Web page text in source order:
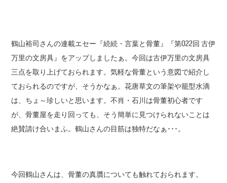
鶴山裕司さんの連載エセー『続続・言葉と骨董』『第022回 古伊
万里の文房具』をアップしましたぁ。今回は古伊万里の文房具
三点を取り上げておられます。気軽な骨董という意図で紹介し
ておられるのですが、そうかなぁ。花唐草文の筆架や籠型水滴
は、ちょ～珍しいと思います。不肖・石川は骨董初心者です
が、骨董屋を走り回っても、そう簡単に見つけられないことは
絶賛請け合いまふ。鶴山さんの目筋は独特だなぁ･･･。
今回鶴山さんは、骨董の真贋についても触れておられます。